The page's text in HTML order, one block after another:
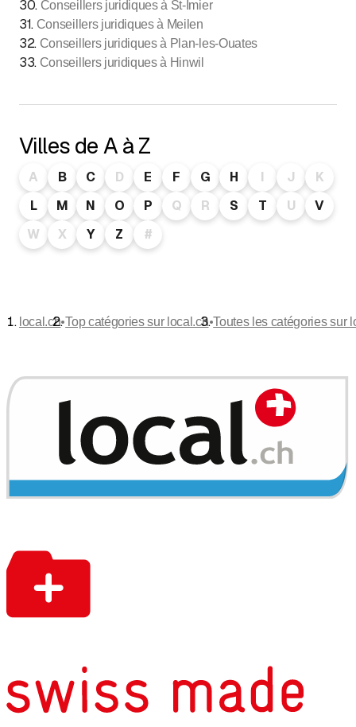
30. Conseillers juridiques à St-Imier
31. Conseillers juridiques à Meilen
32. Conseillers juridiques à Plan-les-Ouates
33. Conseillers juridiques à Hinwil
Villes de A à Z
A B C D E F G H I J
K
L
M N O P Q R S T U
V
W
X Y Z #
local.ch•Top catégories sur local.ch•Toutes les catégories sur